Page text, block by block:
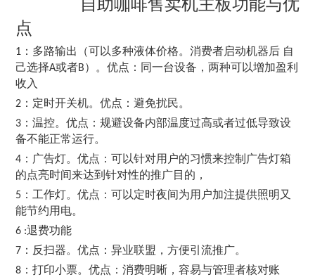
自助咖啡售卖机主板功能与优
点
1 ：多路输出（可以多种液体价格。消费者启动机器后 自
己选择A或者B）。优点：同一台设备，两种可以增加盈利
收入
2：定时开关机。优点：避免扰民。
3：温控。优点：规避设备内部温度过高或者过低导致设
备不能正常运行。
4：广告灯。优点：可以针对用户的习惯来控制广告灯箱
的点亮时间来达到针对性的推广目的，
5：工作灯。优点：可以定时夜间为用户加注提供照明又
能节约用电。
6 :退费功能
7：反扫器。优点：异业联盟，方便引流推广。
8：打印小票。优点：消费明晰，容易与管理者核对账